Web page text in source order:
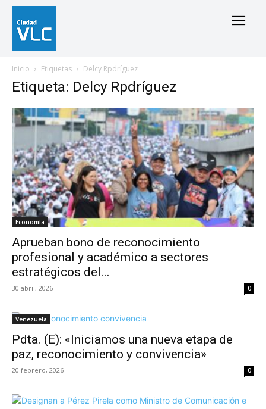
Inicio Etiquetas Delcy Rpdríguez
Etiqueta: Delcy Rpdríguez
Economía
Aprueban bono de reconocimiento
profesional y académico a sectores
estratégicos del...
30 abril, 2026 0
Venezuela
Pdta. (E): «Iniciamos una nueva etapa de
paz, reconocimiento y convivencia»
20 febrero, 2026 0